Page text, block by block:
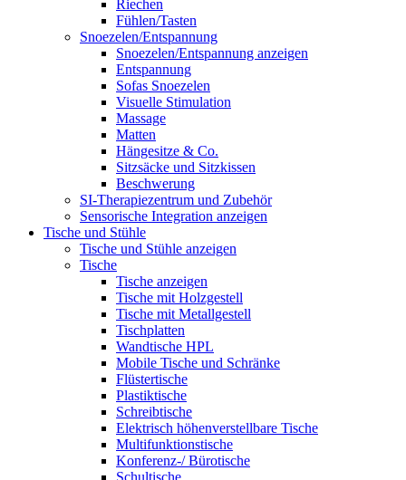
Riechen
Fühlen/Tasten
Snoezelen/Entspannung
Snoezelen/Entspannung anzeigen
Entspannung
Sofas Snoezelen
Visuelle Stimulation
Massage
Matten
Hängesitze & Co.
Sitzsäcke und Sitzkissen
Beschwerung
SI-Therapiezentrum und Zubehör
Sensorische Integration anzeigen
Tische und Stühle
Tische und Stühle anzeigen
Tische
Tische anzeigen
Tische mit Holzgestell
Tische mit Metallgestell
Tischplatten
Wandtische HPL
Mobile Tische und Schränke
Flüstertische
Plastiktische
Schreibtische
Elektrisch höhenverstellbare Tische
Multifunktionstische
Konferenz-/ Bürotische
Schultische